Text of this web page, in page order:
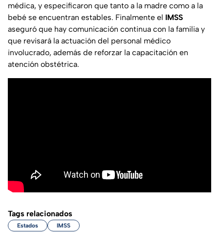
médica, y especificaron que tanto a la madre como a la
bebé se encuentran estables. Finalmente el IMSS
aseguró que hay comunicación continua con la familia y
que revisará la actuación del personal médico
involucrado, además de reforzar la capacitación en
atención obstétrica.
Tags relacionados
Estados IMSS